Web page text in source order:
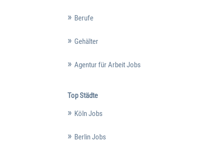
Berufe
Gehälter
Agentur für Arbeit Jobs
Top Städte
Köln Jobs
Berlin Jobs